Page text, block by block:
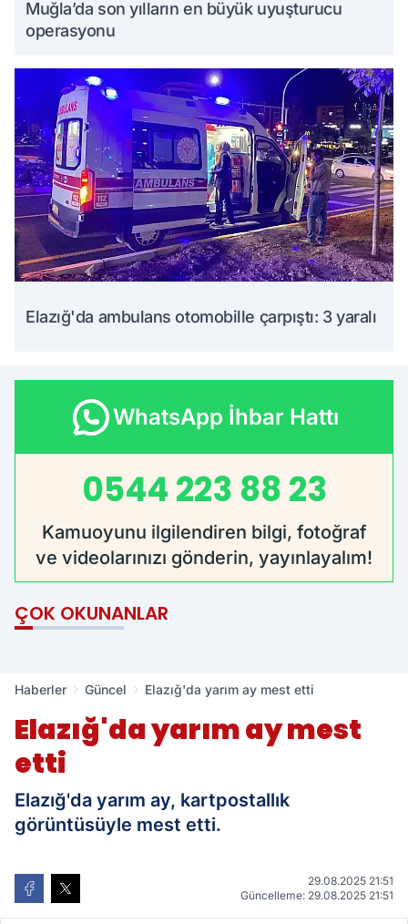
Muğla’da son yılların en büyük uyuşturucu
operasyonu
Elazığ'da ambulans otomobille çarpıştı: 3 yaralı
WhatsApp İhbar Hattı
0544 223 88 23
Kamuoyunu ilgilendiren bilgi, fotoğraf
ve videolarınızı gönderin, yayınlayalım!
ÇOK OKUNANLAR
Haberler Güncel Elazığ'da yarım ay mest etti
Elazığ'da yarım ay mest
etti
Elazığ'da yarım ay, kartpostallık
görüntüsüyle mest etti.
29.08.2025 21:51
Güncelleme: 29.08.2025 21:51